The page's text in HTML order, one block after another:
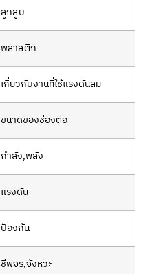
ลูกสูบ
พลาสติก
เกี่ยวกับงานที่ใช้แรงดันลม
ขนาดของช่องต่อ
กำลัง,พลัง
แรงดัน
ป้องกัน
ชีพจร,จังหวะ